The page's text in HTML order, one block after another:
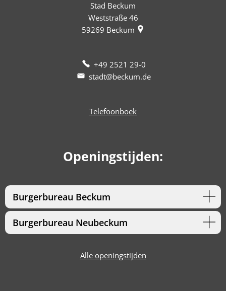
Stad Beckum
Weststraße 46
59269 Beckum
+49 2521 29-0
stadt@beckum.de
Telefoonboek
Openingstijden:
Burgerbureau Beckum
Burgerbureau Neubeckum
Alle openingstijden